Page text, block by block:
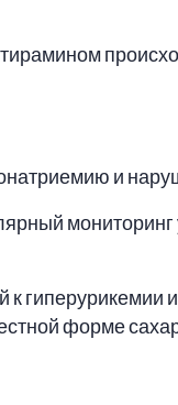
и
гиперурикемии
форме